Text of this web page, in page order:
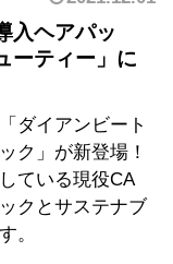
入ヘアパッ
ーティー」に
ダイアンビート
ク」が新登場！
ている現役CA
クとサステナブ
。